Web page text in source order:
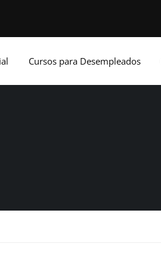
Cursos para Desempleados